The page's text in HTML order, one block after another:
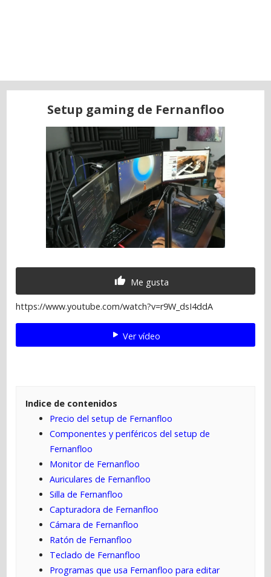
Setup gaming de Fernanfloo
Me gusta
https://www.youtube.com/watch?v=r9W_dsI4ddA
Ver vídeo
Indice de contenidos
Precio del setup de Fernanfloo
Componentes y periféricos del setup de
Fernanfloo
Monitor de Fernanfloo
Auriculares de Fernanfloo
Silla de Fernanfloo
Capturadora de Fernanfloo
Cámara de Fernanfloo
Ratón de Fernanfloo
Teclado de Fernanfloo
Programas que usa Fernanfloo para editar